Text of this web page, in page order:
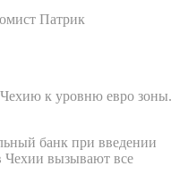
Патрик
к уровню евро зоны.
банк при введении
Чехии вызывают все